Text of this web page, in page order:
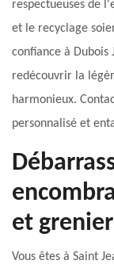
respectueuses de
et le recyclage
confiance à Dubois
redécouvrir la
harmonieux.
personnalisé et
et grenier
Vous êtes à Saint